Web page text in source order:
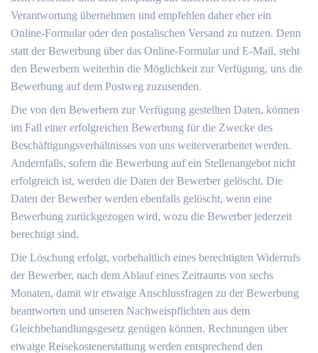
Verantwortung übernehmen und empfehlen daher eher ein
Online-Formular oder den postalischen Versand zu nutzen. Denn
statt der Bewerbung über das Online-Formular und E-Mail, steht
den Bewerbern weiterhin die Möglichkeit zur Verfügung, uns die
Bewerbung auf dem Postweg zuzusenden.
Die von den Bewerbern zur Verfügung gestellten Daten, können
im Fall einer erfolgreichen Bewerbung für die Zwecke des
Beschäftigungsverhältnisses von uns weiterverarbeitet werden.
Andernfalls, sofern die Bewerbung auf ein Stellenangebot nicht
erfolgreich ist, werden die Daten der Bewerber gelöscht. Die
Daten der Bewerber werden ebenfalls gelöscht, wenn eine
Bewerbung zurückgezogen wird, wozu die Bewerber jederzeit
berechtigt sind.
Die Löschung erfolgt, vorbehaltlich eines berechtigten Widerrufs
der Bewerber, nach dem Ablauf eines Zeitraums von sechs
Monaten, damit wir etwaige Anschlussfragen zu der Bewerbung
beantworten und unseren Nachweispflichten aus dem
Gleichbehandlungsgesetz genügen können. Rechnungen über
etwaige Reisekostenerstattung werden entsprechend den